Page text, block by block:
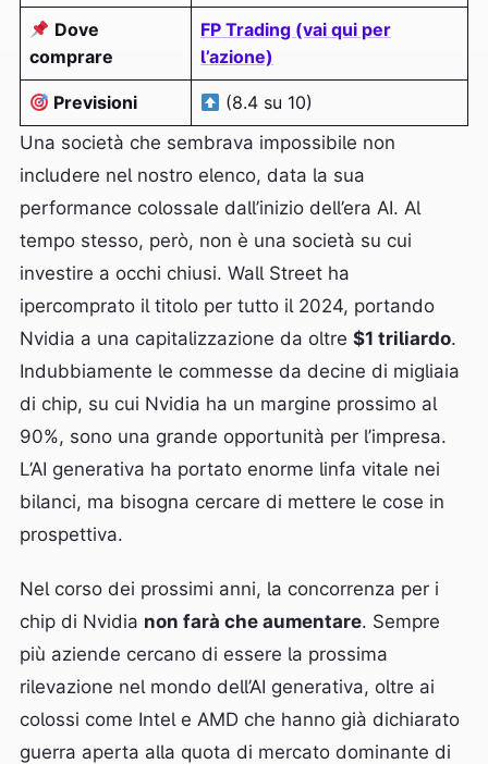
Dove
comprare
FP Trading (vai qui per
l’azione)
Previsioni
(8.4 su 10)
Una società che sembrava impossibile non
includere nel nostro elenco, data la sua
performance colossale dall’inizio dell’era AI. Al
tempo stesso, però, non è una società su cui
investire a occhi chiusi. Wall Street ha
ipercomprato il titolo per tutto il 2024, portando
Nvidia a una capitalizzazione da oltre $1 triliardo.
Indubbiamente le commesse da decine di migliaia
di chip, su cui Nvidia ha un margine prossimo al
90%, sono una grande opportunità per l’impresa.
L’AI generativa ha portato enorme linfa vitale nei
bilanci, ma bisogna cercare di mettere le cose in
prospettiva.
Nel corso dei prossimi anni, la concorrenza per i
chip di Nvidia non farà che aumentare. Sempre
più aziende cercano di essere la prossima
rilevazione nel mondo dell’AI generativa, oltre ai
colossi come Intel e AMD che hanno già dichiarato
guerra aperta alla quota di mercato dominante di